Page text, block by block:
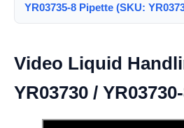
YR03735-8 Pipette (SKU:
Video Liquid
YR03730 /